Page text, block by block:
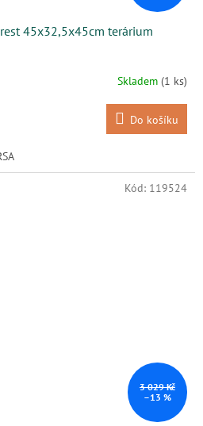
45x32,5x45cm terárium
Skladem (1 ks)
Do košíku
3 029 Kč
–13 %
Kód: 119524